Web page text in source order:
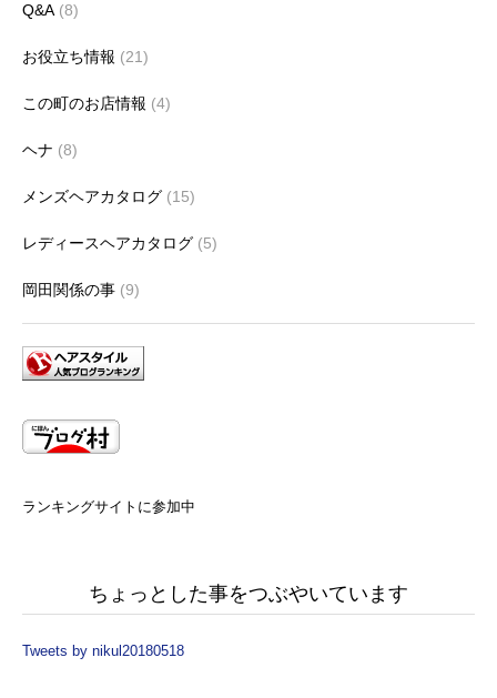
Q&A (8)
お役立ち情報 (21)
この町のお店情報 (4)
ヘナ (8)
メンズヘアカタログ (15)
レディースヘアカタログ (5)
岡田関係の事 (9)
ランキングサイトに参加中
ちょっとした事をつぶやいています
Tweets by nikul20180518